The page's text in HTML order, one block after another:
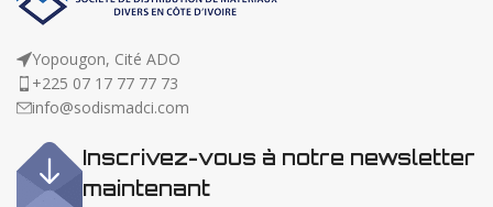
Yopougon, Cité ADO
+225 07 17 77 77 73
info@sodismadci.com
Inscrivez-vous à notre newsletter
maintenant